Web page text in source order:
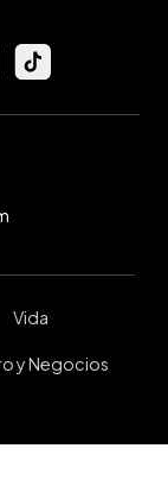
Vida
y Negocios